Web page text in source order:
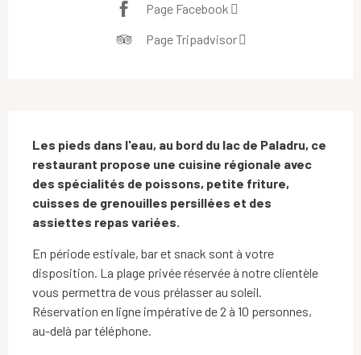
Page Facebook
Page Tripadvisor
Les pieds dans l'eau, au bord du lac de Paladru, ce
restaurant propose une cuisine régionale avec
des spécialités de poissons, petite friture,
cuisses de grenouilles persillées et des
assiettes repas variées.
En période estivale, bar et snack sont à votre
disposition. La plage privée réservée à notre clientèle
vous permettra de vous prélasser au soleil.
Réservation en ligne impérative de 2 à 10 personnes,
au-delà par téléphone.